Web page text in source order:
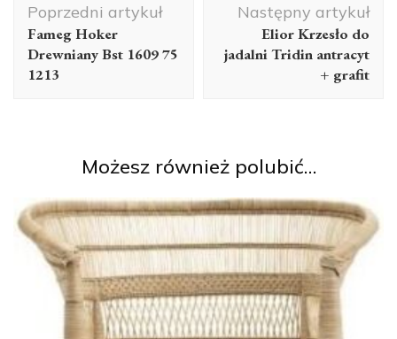
wpisu
Poprzedni artykuł
Fameg Hoker
Drewniany Bst 1609 75
1213
Następny artykuł
Elior Krzesło do
jadalni Tridin antracyt
+ grafit
Możesz również polubić…